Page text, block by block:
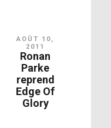
AOÛT 10,
2011
Ronan
Parke
reprend
Edge Of
Glory